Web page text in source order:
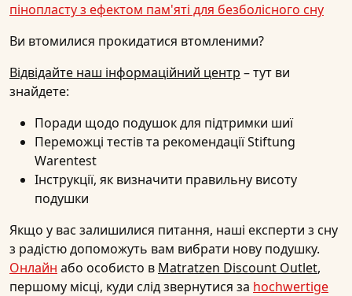
пінопласту з ефектом пам'яті для безболісного сну
Ви втомилися прокидатися втомленими?
Відвідайте наш інформаційний центр – тут ви
знайдете:
Поради щодо подушок для підтримки шиї
Переможці тестів та рекомендації Stiftung
Warentest
Інструкції, як визначити правильну висоту
подушки
Якщо у вас залишилися питання, наші експерти з сну
з радістю допоможуть вам вибрати нову подушку.
Онлайн або особисто в Matratzen Discount Outlet,
першому місці, куди слід звернутися за hochwertige